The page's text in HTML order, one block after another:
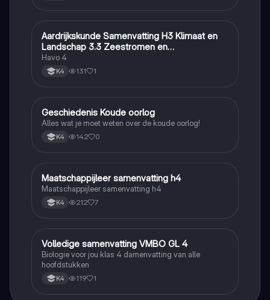
Aardrijkskunde
Aardrijkskunde Samenvatting H3 Klimaat en
Landschap 3.3 Zeestromen en
Klimaatgebieden • BuiteNLand
Havo 4
K4 131 1
Geschiedenis
Geschiedenis Koude oorlog
Alles wat je moet weten over de koude oorlog!
K4 142 0
Maatschappijleer
Maatschappijleer samenvatting h4
Maatschappijleer samenvatting h4
K4 212 7
Biologie
Volledige samenvatting VMBO GL 4
Biologie voor jou klas 4 damenvatting van alle
hoofdstukken
K4 119 1